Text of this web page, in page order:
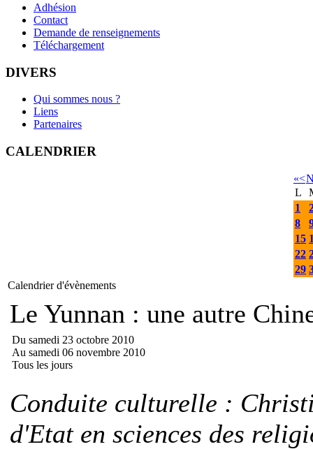
Adhésion
Contact
Demande de renseignements
Téléchargement
DIVERS
Qui sommes nous ?
Liens
Partenaires
CALENDRIER
«<
L
1
8
15
22
29
Calendrier d'évènements
Le Yunnan : une autre
Du samedi 23 octobre 2010
Au samedi 06 novembre 2010
Tous les jours
Conduite culturelle :
d'Etat en sciences des